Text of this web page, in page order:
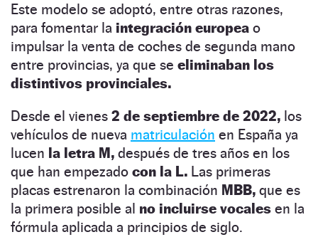
Este modelo se adoptó, entre otras razones,
para fomentar la integración europea o
impulsar la venta de coches de segunda mano
entre provincias, ya que se eliminaban los
distintivos provinciales.
Desde el vienes 2 de septiembre de 2022, los
vehículos de nueva matriculación en España ya
lucen la letra M, después de tres años en los
que han empezado con la L. Las primeras
placas estrenaron la combinación MBB, que es
la primera posible al no incluirse vocales en la
fórmula aplicada a principios de siglo.